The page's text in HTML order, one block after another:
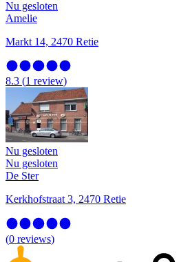
Nu gesloten
Amelie
Markt 14, 2470 Retie
8.3 (1 review)
Nu gesloten
Nu gesloten
De Ster
Kerkhofstraat 3, 2470 Retie
(0 reviews)